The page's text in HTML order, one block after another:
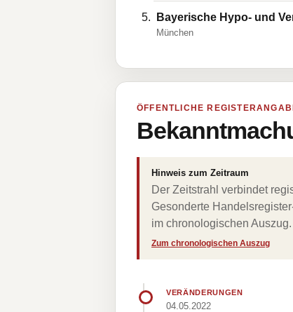
Bayerische Hypo- und
München
ÖFFENTLICHE
Hinweis zum Zeitraum
Der Zeitstrahl verbindet
Gesonderte
im chronologischen Auszug.
Zum chronologischen Auszug
VERÄNDERUNGEN
04.05.2022